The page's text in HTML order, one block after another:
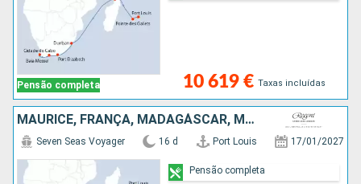
Pensão completa 10 619 € Taxas incluídas
MAURICE, FRANÇA, MADAGÁSCAR, MOÇAMBIQUE, AFRICA DO SUL
Seven Seas Voyager 16 d Port Louis 17/01/2027
Pensão completa